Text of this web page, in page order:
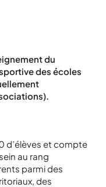
du
des écoles
d’élèves et compte
au rang
parmi des
des